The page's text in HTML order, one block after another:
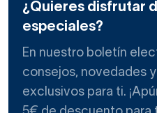
¿Quieres disfrutar
especiales?
En nuestro boletín
consejos, novedades
exclusivos para ti.